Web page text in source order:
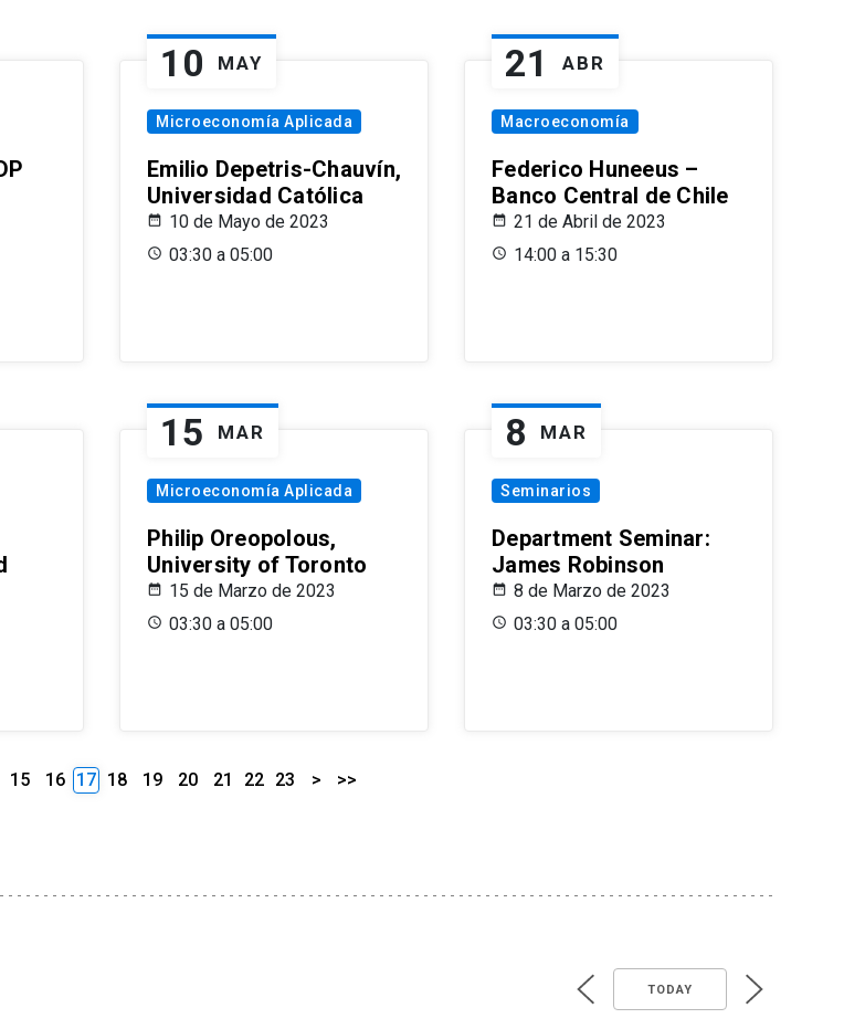
10 MAY
Microeconomía Aplicada
Emilio Depetris-Chauvín,
Universidad Católica
10 de Mayo de 2023
03:30 a 05:00
21 ABR
Macroeconomía
Federico Huneeus –
Banco Central de Chile
21 de Abril de 2023
14:00 a 15:30
15 MAR
Microeconomía Aplicada
Philip Oreopolous,
University of Toronto
15 de Marzo de 2023
03:30 a 05:00
8 MAR
Seminarios
Department Seminar:
James Robinson
8 de Marzo de 2023
03:30 a 05:00
15 16 17 18 19 20 21 22 23 > >>
TODAY